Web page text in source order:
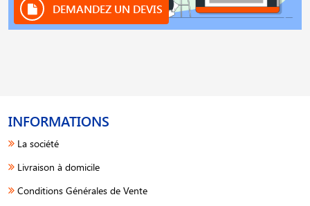
DEMANDEZ UN DEVIS
INFORMATIONS
La société
Livraison à domicile
Conditions Générales de Vente